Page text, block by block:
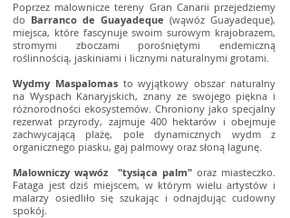
Poprzez malownicze tereny Gran Canarii przejedziemy
do Barranco de Guayadeque (wąwóz Guayadeque),
miejsca, które fascynuje swoim surowym krajobrazem,
stromymi zboczami porośniętymi endemiczną
roślinnością, jaskiniami i licznymi naturalnymi grotami.
Wydmy Maspalomasto wyjątkowy obszar naturalny
na Wyspach Kanaryjskich, znany ze swojego piękna i
różnorodności ekosystemów. Chroniony jako specjalny
rezerwat przyrody, zajmuje 400 hektarów i obejmuje
zachwycającą plażę, pole dynamicznych wydm z
organicznego piasku, gaj palmowy oraz słoną lagunę.
Malowniczy wąwóz "tysiąca palm" oraz miasteczko.
Fataga jest dziś miejscem, w którym wielu artystów i
malarzy osiedliło się szukając i odnajdując cudowny
spokój.